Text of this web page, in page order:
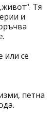
Тя
и
или се
петна